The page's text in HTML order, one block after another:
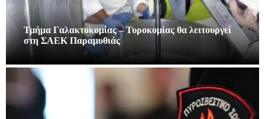
Τμήμα Γαλακτοκομίας – Τυροκομίας θα λειτουργεί
στη ΣΑΕΚ Παραμυθιάς